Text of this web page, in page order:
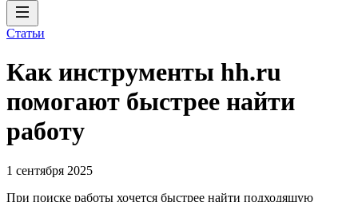
Статьи
Как инструменты hh.ru
помогают быстрее найти
работу
1 сентября 2025
При поиске работы хочется быстрее найти подходящую